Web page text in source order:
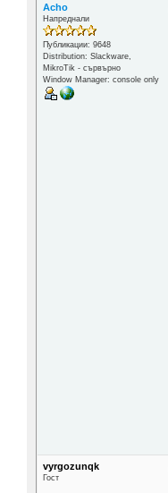
Acho
Напреднали
Публикации: 9648
Distribution: Slackware,
MikroTik - сървърно
Window Manager: console only
vyrgozunqk
Гост